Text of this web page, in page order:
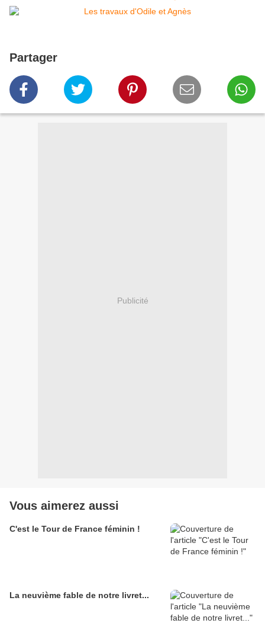
Partager
Publicité
Vous aimerez aussi
C'est le Tour de France féminin !
La neuvième fable de notre livret...